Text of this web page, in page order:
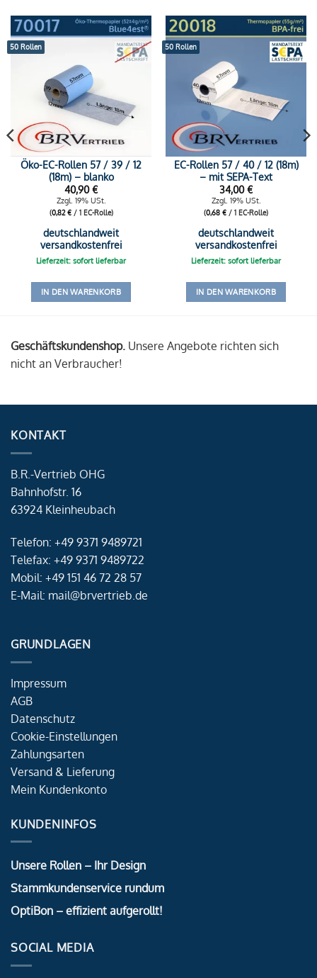
50 Rollen
Öko-EC-Rollen 57 / 39 / 12
(18m) – blanko
40,90€
Zzgl. 19% USt.
(0,82€/ 1 EC-Rolle)
deutschlandweit
versandkostenfrei
Lieferzeit: sofort lieferbar
IN DEN WARENKORB
50 Rollen
EC-Rollen 57 / 40 / 12 (18m)
– mit SEPA-Text
34,00€
Zzgl. 19% USt.
(0,68 € / 1 EC-Rolle)
deutschlandweit
versandkostenfrei
Lieferzeit: sofort lieferbar
IN DEN WARENKORB
Geschäftskundenshop. Unsere Angebote richten sich
nicht an Verbraucher!
KONTAKT
B.R.-Vertrieb OHG
Bahnhofstr. 16
63924 Kleinheubach
Telefon: +49 9371 9489721
Telefax: +49 9371 9489722
Mobil: +49 151 46 72 28 57
E-Mail: mail@brvertrieb.de
GRUNDLAGEN
Impressum
AGB
Datenschutz
Cookie-Einstellungen
Zahlungsarten
Versand & Lieferung
Mein Kundenkonto
KUNDENINFOS
Unsere Rollen – Ihr Design
Stammkundenservice rundum
OptiBon – effizient aufgerollt!
SOCIAL MEDIA